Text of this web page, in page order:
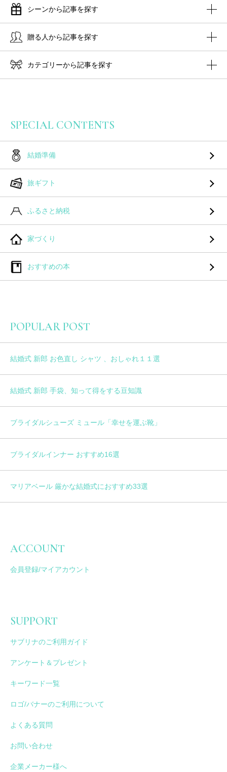
シーンから記事を探す
贈る人から記事を探す
カテゴリーから記事を探す
SPECIAL CONTENTS
結婚準備
旅ギフト
ふるさと納税
家づくり
おすすめの本
POPULAR POST
結婚式 新郎 お色直し シャツ 、おしゃれ１１選
結婚式 新郎 手袋、知って得をする豆知識
ブライダルシューズ ミュール「幸せを運ぶ靴」
ブライダルインナー おすすめ16選
マリアベール 厳かな結婚式におすすめ33選
ACCOUNT
会員登録/マイアカウント
SUPPORT
サブリナのご利用ガイド
アンケート＆プレゼント
キーワード一覧
ロゴ/バナーのご利用について
よくある質問
お問い合わせ
企業メーカー様へ